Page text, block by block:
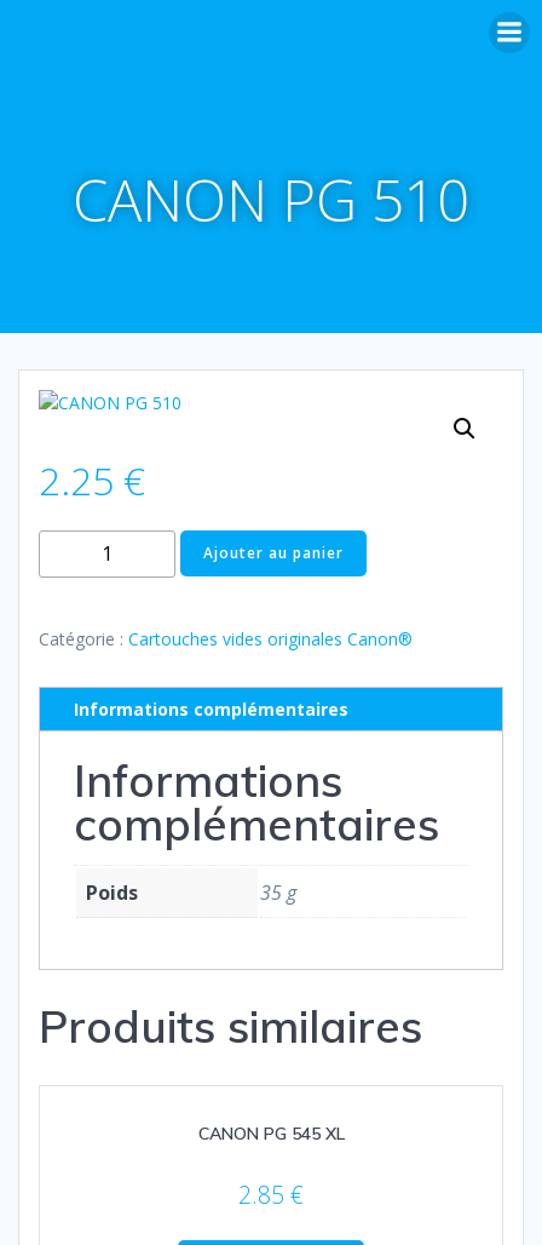
CANON PG 510
2.25 €
quantité
de
PG
Ajouter au panier
Catégorie : Cartouches vides originales Canon®
Informations complémentaires
Informations
complémentaires
Poids 35 g
Produits similaires
CANON PG 545 XL
2.85 €